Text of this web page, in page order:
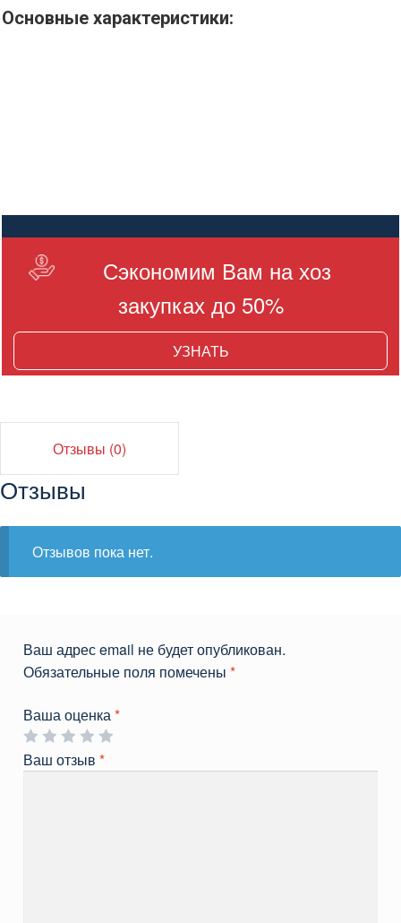
Основные характеристики:
Сэкономим Вам на хоз
закупках до 50%
УЗНАТЬ
Отзывы (0)
Отзывы
Отзывов пока нет.
Ваш адрес email не будет опубликован.
Обязательные поля помечены *
Ваша оценка *
Ваш отзыв *